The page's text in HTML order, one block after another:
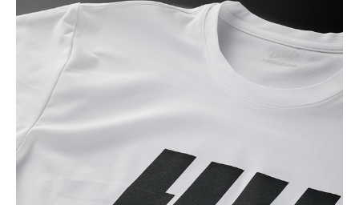
カートに入れる
¥6,160(税込)
カートに入れる